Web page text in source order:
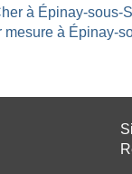
à Épinay-sous-
à Épinay-